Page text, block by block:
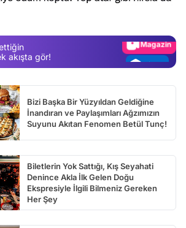
akışta gör!
Video
Bizi Başka Bir Yüzyıldan Geldiğine
İnandıran ve Paylaşımları Ağzımızın
Suyunu Akıtan Fenomen Betül Tunç!
Biletlerin Yok Sattığı, Kış Seyahati
Denince Akla İlk Gelen Doğu
Ekspresiyle İlgili Bilmeniz Gereken
Her Şey